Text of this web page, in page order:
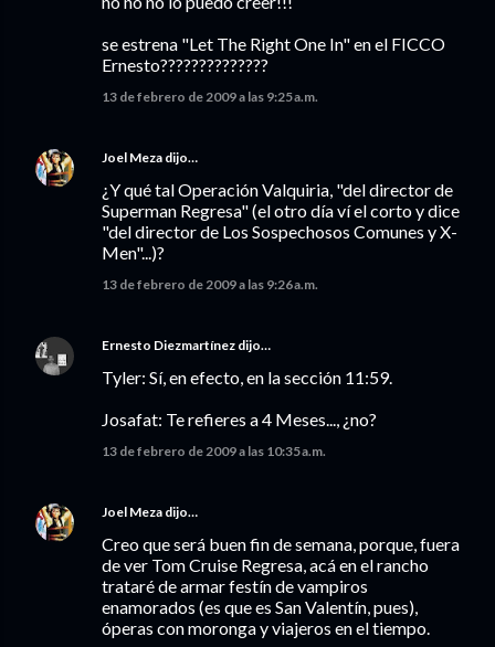
se estrena "Let The Right One In" en el FICCO
Ernesto??????????????
13 de febrero de 2009 a las 9:25 a.m.
Joel Meza dijo…
¿Y qué tal Operación Valquiria, "del director de
Superman Regresa" (el otro día ví el corto y dice
"del director de Los Sospechosos Comunes y X-
Men"...)?
13 de febrero de 2009 a las 9:26 a.m.
Ernesto Diezmartínez dijo…
Tyler: Sí, en efecto, en la sección 11:59.
Josafat: Te refieres a 4 Meses..., ¿no?
13 de febrero de 2009 a las 10:35 a.m.
Joel Meza dijo…
Creo que será buen fin de semana, porque, fuera
de ver Tom Cruise Regresa, acá en el rancho
trataré de armar festín de vampiros
enamorados (es que es San Valentín, pues),
óperas con moronga y viajeros en el tiempo.